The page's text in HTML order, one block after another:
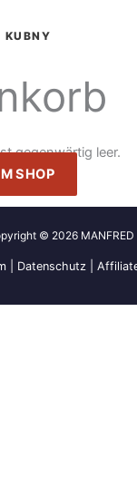
KUBNY
gegenwärtig leer.
SHOP
© 2026 MANFRED
| Datenschutz